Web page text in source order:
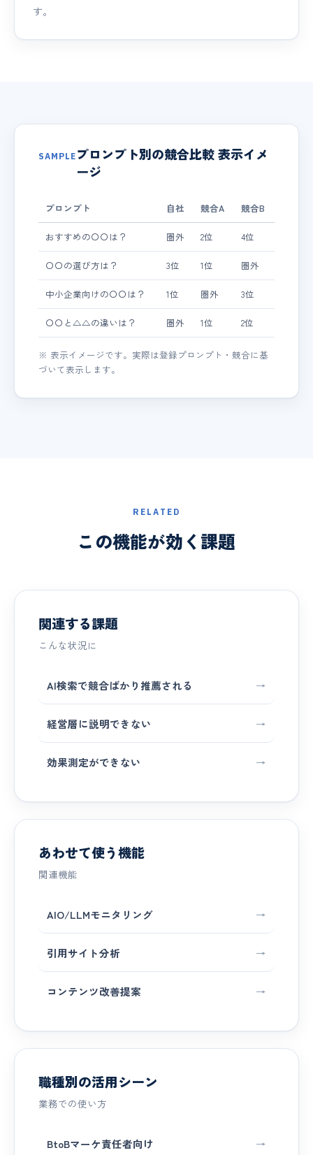
す。
SAMPLE プロンプト別の競合比較 表示イメ
ージ
プロンプト 自社 競合A 競合B
おすすめの〇〇は？ 圏外 2位 4位
〇〇の選び方は？ 3位 1位 圏外
中小企業向けの〇〇は？ 1位 圏外 3位
〇〇と△△の違いは？ 圏外 1位 2位
※ 表示イメージです。実際は登録プロンプト・競合に基
づいて表示します。
RELATED
この機能が効く課題
関連する課題
こんな状況に
AI検索で競合ばかり推薦される →
経営層に説明できない →
効果測定ができない →
あわせて使う機能
関連機能
AIO/LLMモニタリング →
引用サイト分析 →
コンテンツ改善提案 →
職種別の活用シーン
業務での使い方
BtoBマーケ責任者向け →